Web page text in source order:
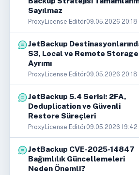
Sayılmaz
ProxyLicense Editör09.05.2026 20:18
JetBackup
S3, Local ve Remote Storage
Ayrımı
ProxyLicense Editör09.05.2026 20:18
JetBackup 5.4 Serisi: 2FA,
Deduplication ve Güvenli
Restore Süreçleri
ProxyLicense Editör09.05.2026 19:42
JetBackup CVE-2025-14847
Bağımlılık Güncellemeleri
Neden Önemli?